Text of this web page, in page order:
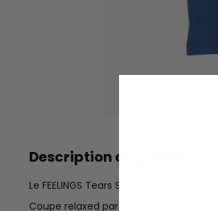
Description du produit
Le FEELINGS Tears S/S Tee
Coupe relaxed parfaite pour le